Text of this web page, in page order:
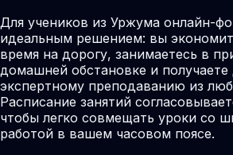
Для учеников из Уржума онлайн-
идеальным решением: вы
время на дорогу, занимаетесь в
домашней обстановке и получаете
экспертному преподаванию из
Расписание занятий
чтобы легко совмещать уроки со
работой в вашем часовом поясе.